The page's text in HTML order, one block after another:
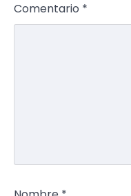
Comentario *